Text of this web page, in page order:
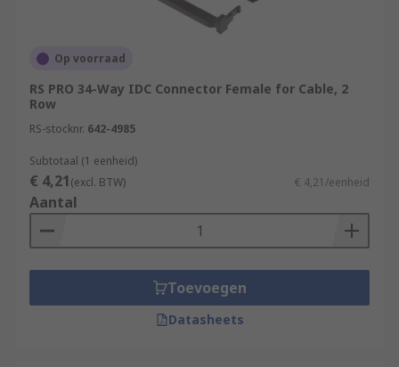
Op voorraad
RS PRO 34-Way IDC Connector Female for Cable, 2
Row
RS-stocknr. 642-4985
Subtotaal (1 eenheid)
€ 4,21(excl. BTW) € 4,21/eenheid
Aantal
Toevoegen
Datasheets